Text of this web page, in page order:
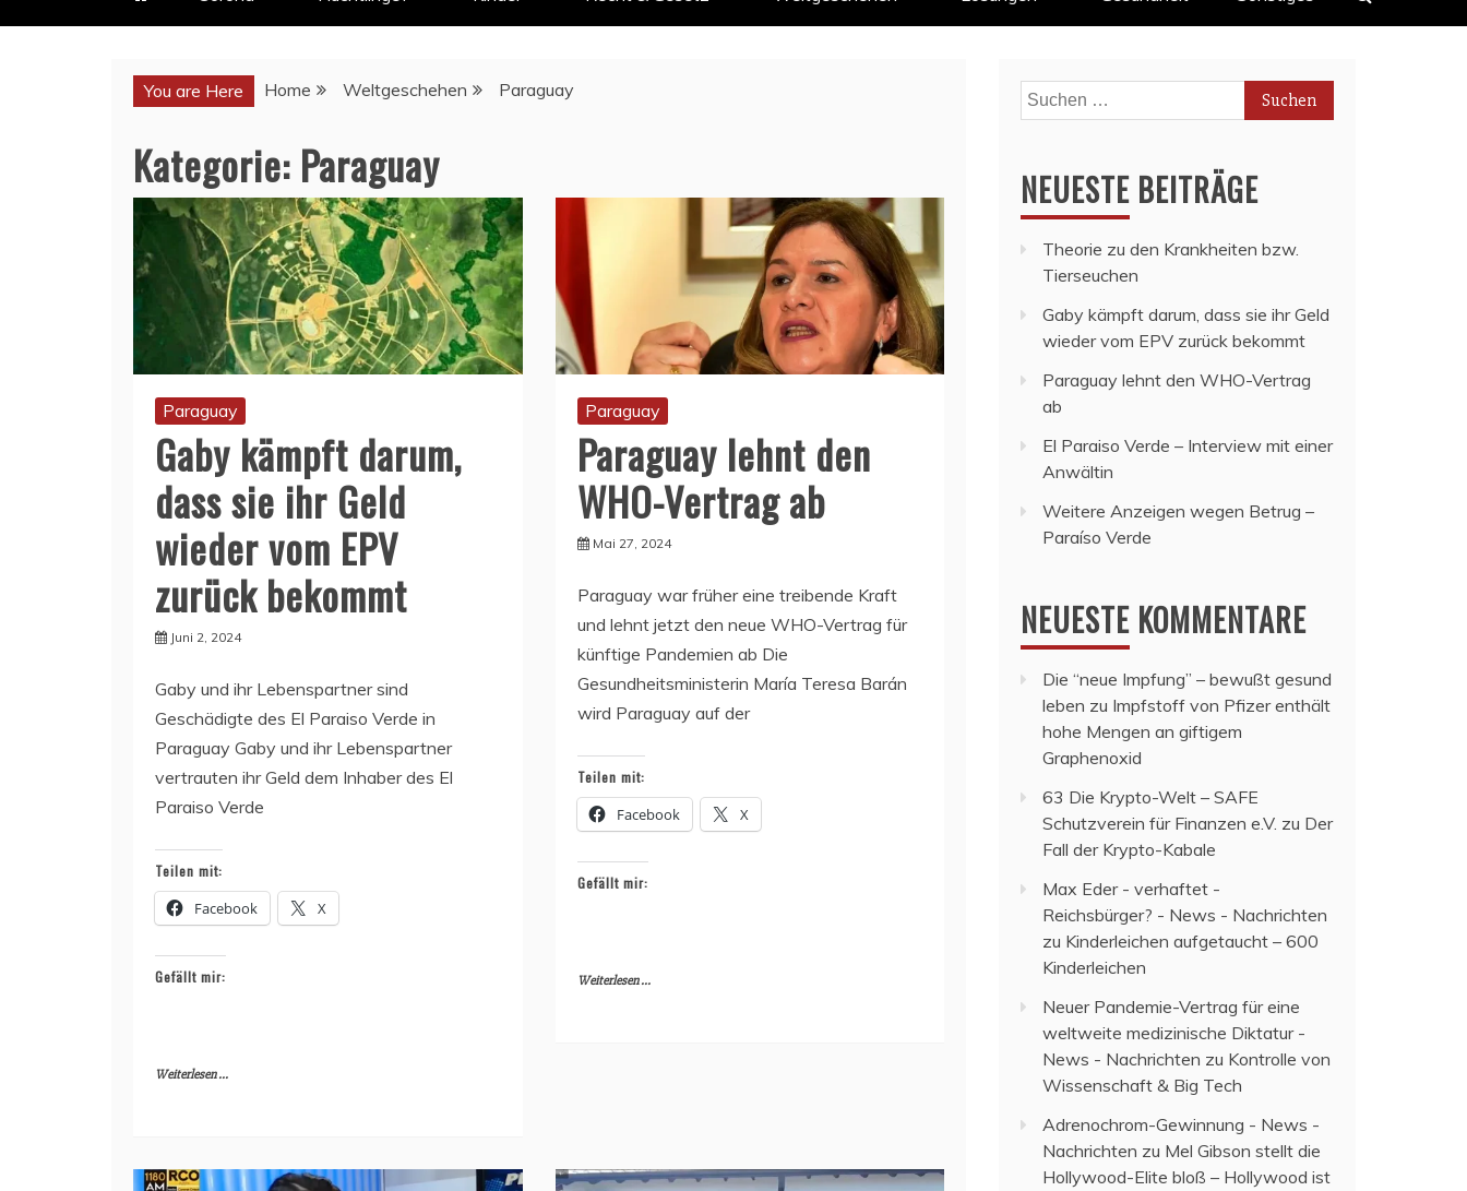
You are Here Home Weltgeschehen Paraguay
Kategorie: Paraguay
Paraguay
Gaby kämpft darum,
dass sie ihr Geld
wieder vom EPV
zurück bekommt
Juni 2, 2024
Gaby und ihr Lebenspartner sind
Geschädigte des El Paraiso Verde in
Paraguay Gaby und ihr Lebenspartner
vertrauten ihr Geld dem Inhaber des El
Paraiso Verde
Teilen mit:
Facebook X
Gefällt mir:
Weiterlesen ...
Paraguay
Paraguay lehnt den
WHO-Vertrag ab
Mai 27, 2024
Paraguay war früher eine treibende Kraft
und lehnt jetzt den neue WHO-Vertrag für
künftige Pandemien ab Die
Gesundheitsministerin María Teresa Barán
wird Paraguay auf der
Teilen mit:
Facebook X
Gefällt mir:
Weiterlesen ...
Suchen
nach:
NEUESTE BEITRÄGE
Theorie zu den Krankheiten bzw.
Tierseuchen
Gaby kämpft darum, dass sie ihr Geld
wieder vom EPV zurück bekommt
Paraguay lehnt den WHO-Vertrag
ab
El Paraiso Verde – Interview mit einer
Anwältin
Weitere Anzeigen wegen Betrug –
Paraíso Verde
NEUESTE KOMMENTARE
Die “neue Impfung” – bewußt gesund
leben zu Impfstoff von Pfizer enthält
hohe Mengen an giftigem
Graphenoxid
63 Die Krypto-Welt – SAFE
Schutzverein für Finanzen e.V. zu Der
Fall der Krypto-Kabale
Max Eder - verhaftet -
Reichsbürger? - News - Nachrichten
zu Kinderleichen aufgetaucht – 600
Kinderleichen
Neuer Pandemie-Vertrag für eine
weltweite medizinische Diktatur -
News - Nachrichten zu Kontrolle von
Wissenschaft & Big Tech
Adrenochrom-Gewinnung - News -
Nachrichten zu Mel Gibson stellt die
Hollywood-Elite bloß – Hollywood ist